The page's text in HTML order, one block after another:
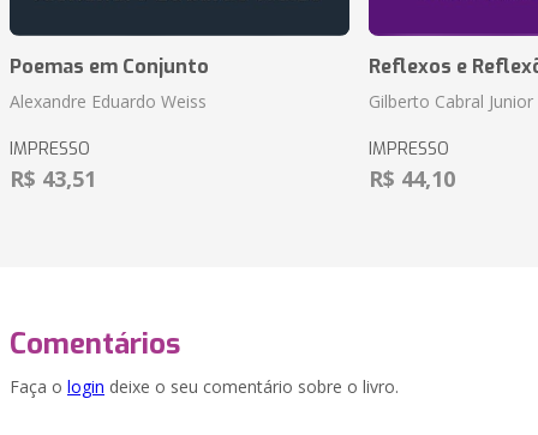
Poemas em Conjunto
Alexandre Eduardo Weiss
IMPRESSO
R$ 43,51
Reflexos e
Gilberto Cabral Junior
IMPRESSO
R$ 44,10
Comentários
Faça o login deixe o seu comentário sobre o livro.